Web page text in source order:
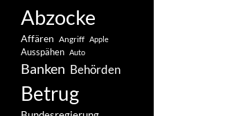
Abzocke
Affären Angriff Apple
Ausspähen Auto
Banken Behörden
Betrug